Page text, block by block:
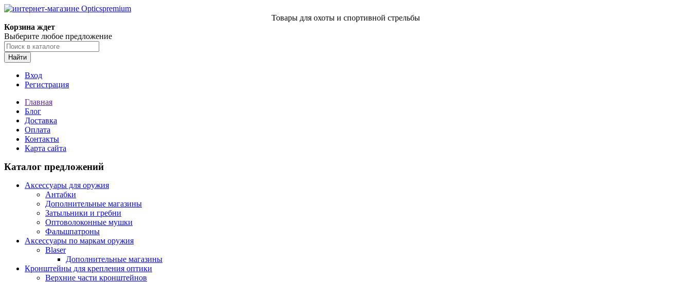
Товары для охоты и спортивной стрельбы
Корзина ждет
Выберите любое предложение
Найти
Вход
Регистрация
Главная
Блог
Доставка
Оплата
Контакты
Карта сайта
Каталог предложений
Аксессуары для оружия
Антабки
Дополнительные магазины
Затыльники и гребни
Оптоволоконные мушки
Фальшпатроны
Аксессуары по маркам оружия
Blaser
Дополнительные магазины
Кронштейны для крепления оптики
Верхние части кронштейнов